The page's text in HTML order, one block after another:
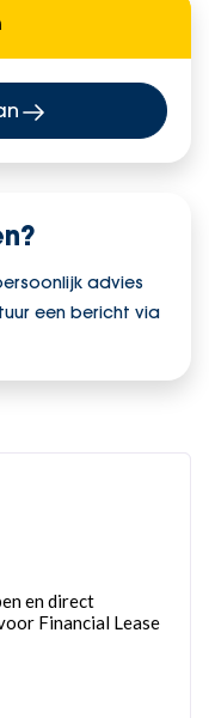
advies
een bericht via